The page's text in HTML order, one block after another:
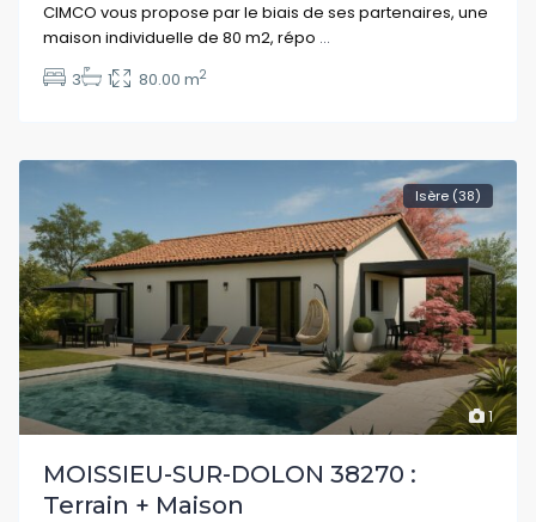
CIMCO vous propose par le biais de ses partenaires, une
maison individuelle de 80 m2, répo
3 1 80.00 m2
1
Isère (38)
MOISSIEU-SUR-DOLON 38270 :
Terrain + Maison